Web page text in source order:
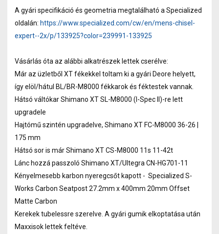
A gyári specifikáció és geometria megtalálható a Specialized
oldalán: https://www.specialized.com/cw/en/mens-chisel-
expert--2x/p/133925?color=239991-133925
Vásárlás óta az alábbi alkatrészek lettek cserélve:
Már az üzletből XT fékekkel toltam ki a gyári Deore helyett,
így elöl/hátul BL/BR-M8000 fékkarok és féktestek vannak.
Hátsó váltókar Shimano XT SL-M8000 (I-Spec II)-re lett
upgradele
Hajtómű szintén upgradelve, Shimano XT FC-M8000 36-26 |
175 mm
Hátsó sor is már Shimano XT CS-M8000 11s 11-42t
Lánc hozzá passzoló Shimano XT/Ultegra CN-HG701-11
Kényelmesebb karbon nyeregcsőt kapott - Specialized S-
Works Carbon Seatpost 27.2mm x 400mm 20mm Offset
Matte Carbon
Kerekek tubelessre szerelve. A gyári gumik elkoptatása után
Maxxisok lettek feltéve.